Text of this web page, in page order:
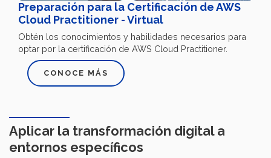
Preparación para la Certificación de AWS
Cloud Practitioner - Virtual
Obtén los conocimientos y habilidades necesarios para
optar por la certificación de AWS Cloud Practitioner.
CONOCE MÁS
Aplicar la transformación digital a
entornos específicos